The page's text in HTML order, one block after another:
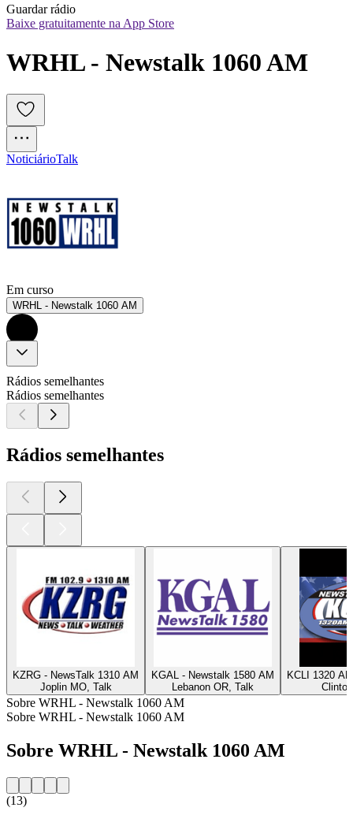
Guardar rádio
Baixe gratuitamente na App Store
WRHL - Newstalk 1060 AM
NoticiárioTalk
Em curso
WRHL - Newstalk 1060 AM
Rádios semelhantes
Rádios semelhantes
Rádios semelhantes
KZRG - NewsTalk 1310 AM
Joplin MO, Talk
KGAL - Newstalk 1580 AM
Lebanon OR, Talk
KCLI 1320
Sobre WRHL - Newstalk 1060 AM
Sobre WRHL - Newstalk 1060 AM
Sobre WRHL - Newstalk 1060 AM
(13)